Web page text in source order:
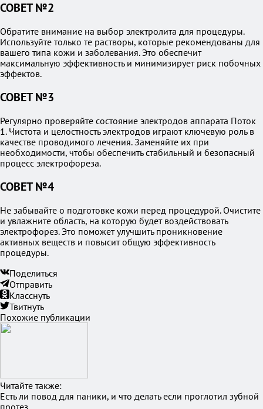
СОВЕТ №2
Обратите внимание на выбор электролита для процедуры.
Используйте только те растворы, которые рекомендованы для
вашего типа кожи и заболевания. Это обеспечит
максимальную эффективность и минимизирует риск побочных
эффектов.
СОВЕТ №3
Регулярно проверяйте состояние электродов аппарата Поток
1. Чистота и целостность электродов играют ключевую роль в
качестве проводимого лечения. Заменяйте их при
необходимости, чтобы обеспечить стабильный и безопасный
процесс электрофореза.
СОВЕТ №4
Не забывайте о подготовке кожи перед процедурой. Очистите
и увлажните область, на которую будет воздействовать
электрофорез. Это поможет улучшить проникновение
активных веществ и повысит общую эффективность
процедуры.
Поделиться
Отправить
Класснуть
Твитнуть
Похожие публикации
Читайте также:
Есть ли повод для паники, и что делать если проглотил зубной
протез